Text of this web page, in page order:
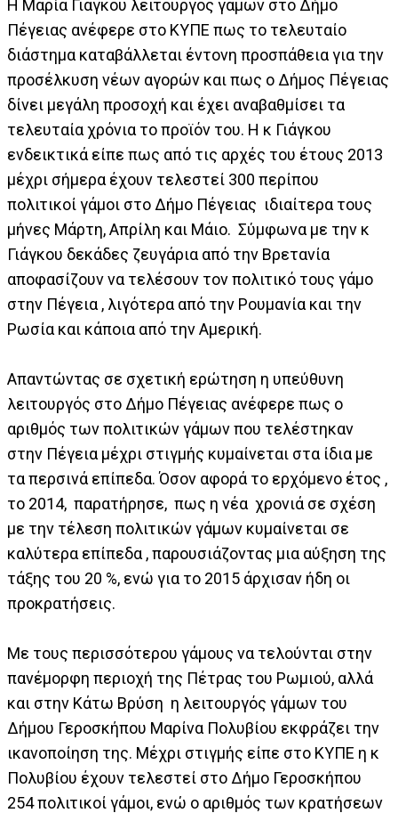
Η Μαρία Γιάγκου λειτουργός γάμων στο Δήμο
Πέγειας ανέφερε στο ΚΥΠΕ πως το τελευταίο
διάστημα καταβάλλεται έντονη προσπάθεια για την
προσέλκυση νέων αγορών και πως ο Δήμος Πέγειας
δίνει μεγάλη προσοχή και έχει αναβαθμίσει τα
τελευταία χρόνια το προϊόν του. Η κ Γιάγκου
ενδεικτικά είπε πως από τις αρχές του έτους 2013
μέχρι σήμερα έχουν τελεστεί 300 περίπου
πολιτικοί γάμοι στο Δήμο Πέγειας ιδιαίτερα τους
μήνες Μάρτη, Απρίλη και Μάιο. Σύμφωνα με την κ
Γιάγκου δεκάδες ζευγάρια από την Βρετανία
αποφασίζουν να τελέσουν τον πολιτικό τους γάμο
στην Πέγεια , λιγότερα από την Ρουμανία και την
Ρωσία και κάποια από την Αμερική.
Απαντώντας σε σχετική ερώτηση η υπεύθυνη
λειτουργός στο Δήμο Πέγειας ανέφερε πως ο
αριθμός των πολιτικών γάμων που τελέστηκαν
στην Πέγεια μέχρι στιγμής κυμαίνεται στα ίδια με
τα περσινά επίπεδα. Όσον αφορά το ερχόμενο έτος ,
το 2014, παρατήρησε, πως η νέα χρονιά σε σχέση
με την τέλεση πολιτικών γάμων κυμαίνεται σε
καλύτερα επίπεδα , παρουσιάζοντας μια αύξηση της
τάξης του 20 %, ενώ για το 2015 άρχισαν ήδη οι
προκρατήσεις.
Με τους περισσότερου γάμους να τελούνται στην
πανέμορφη περιοχή της Πέτρας του Ρωμιού, αλλά
και στην Κάτω Βρύση η λειτουργός γάμων του
Δήμου Γεροσκήπου Μαρίνα Πολυβίου εκφράζει την
ικανοποίηση της. Μέχρι στιγμής είπε στο ΚΥΠΕ η κ
Πολυβίου έχουν τελεστεί στο Δήμο Γεροσκήπου
254 πολιτικοί γάμοι, ενώ ο αριθμός των κρατήσεων